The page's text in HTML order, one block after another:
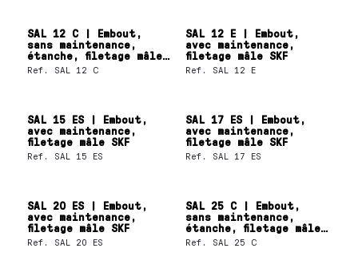
SAL 12 C | Embout,
sans maintenance,
étanche, filetage mâle
SKF
Ref. SAL 12 C
SAL 12 E | Embout,
avec maintenance,
filetage mâle SKF
Ref. SAL 12 E
SAL 15 ES | Embout,
avec maintenance,
filetage mâle SKF
Ref. SAL 15 ES
SAL 17 ES | Embout,
avec maintenance,
filetage mâle SKF
Ref. SAL 17 ES
SAL 20 ES | Embout,
avec maintenance,
filetage mâle SKF
Ref. SAL 20 ES
SAL 25 C | Embout,
sans maintenance,
étanche, filetage mâle
SKF
Ref. SAL 25 C